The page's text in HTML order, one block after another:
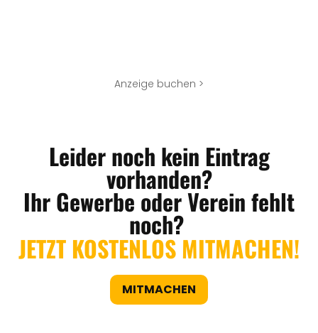
Anzeige buchen >
Leider noch kein Eintrag
vorhanden?
Ihr Gewerbe oder Verein fehlt
noch?
JETZT KOSTENLOS MITMACHEN!
MITMACHEN